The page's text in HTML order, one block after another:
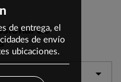
de

de entrega, el
de envío
ubicaciones.